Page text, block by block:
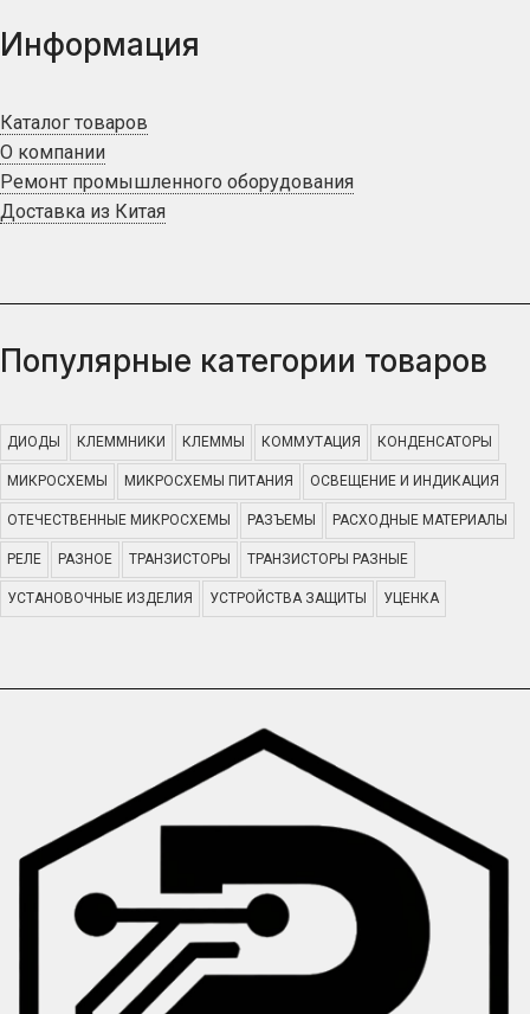
Информация
Каталог товаров
О компании
Ремонт промышленного оборудования
Доставка из Китая
Популярные категории товаров
ДИОДЫ КЛЕММНИКИ КЛЕММЫ КОММУТАЦИЯ КОНДЕНСАТОРЫ
МИКРОСХЕМЫ МИКРОСХЕМЫ ПИТАНИЯ ОСВЕЩЕНИЕ И ИНДИКАЦИЯ
ОТЕЧЕСТВЕННЫЕ МИКРОСХЕМЫ РАЗЪЕМЫ РАСХОДНЫЕ МАТЕРИАЛЫ
РЕЛЕ РАЗНОЕ ТРАНЗИСТОРЫ ТРАНЗИСТОРЫ РАЗНЫЕ
УСТАНОВОЧНЫЕ ИЗДЕЛИЯ УСТРОЙСТВА ЗАЩИТЫ УЦЕНКА